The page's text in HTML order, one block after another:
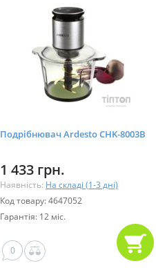
Подрібнювач Ardesto CHK-8003B
1 433 грн.
Наявність: На складі (1-3 дні)
Код товару: 4647052
Гарантія: 12 міс.
0